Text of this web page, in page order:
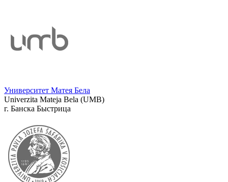
Университет Матея Бела
Univerzita Mateja Bela (UMB)
г. Банска Быстрица